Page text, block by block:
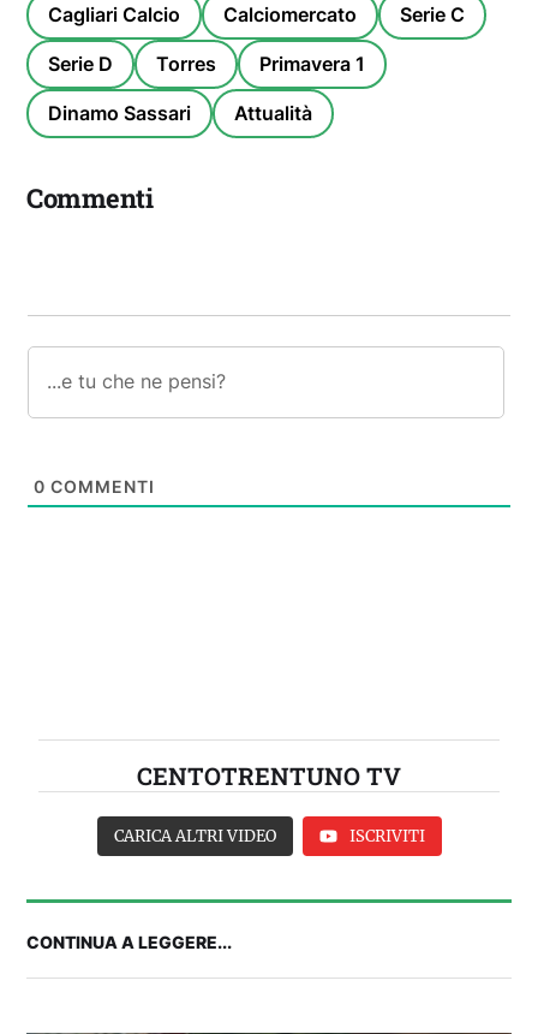
Cagliari Calcio Calciomercato Serie C
Serie D Torres Primavera 1
Dinamo Sassari Attualità
Commenti
0 COMMENTI
CENTOTRENTUNO TV
CARICA ALTRI VIDEO ISCRIVITI
CONTINUA A LEGGERE...